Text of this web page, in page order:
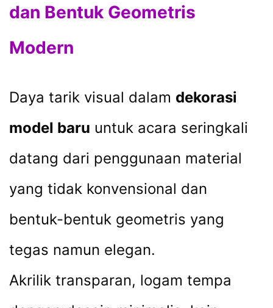
dan Bentuk Geometris
Modern
Daya tarik visual dalam dekorasi
model baru untuk acara seringkali
datang dari penggunaan material
yang tidak konvensional dan
bentuk-bentuk geometris yang
tegas namun elegan.
Akrilik transparan, logam tempa